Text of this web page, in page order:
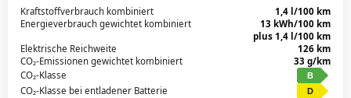
Kraftstoffverbrauch kombiniert
1,4 l/100 km
Energieverbrauch gewichtet kombiniert
13 kWh/100 km
plus 1,4 l/100 km
Elektrische Reichweite
126 km
CO₂-Emissionen gewichtet kombiniert
33 g/km
CO₂-Klasse
B
CO₂-Klasse bei entladener Batterie D